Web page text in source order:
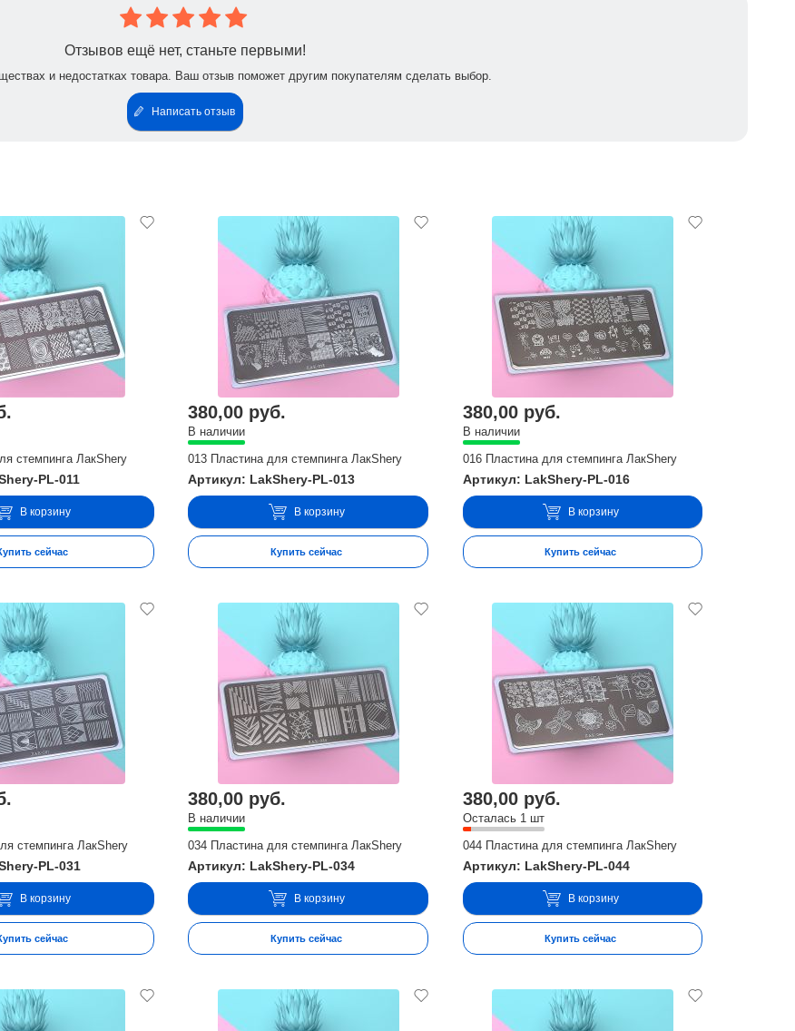
Отзывов ещё нет, станьте первыми!
и недостатках товара. Ваш отзыв поможет другим покупателям сделать выбор.
Написать отзыв
стемпинга ЛакShery
PL-011
В корзину
сейчас
380,00 руб.
В наличии
013 Пластина для стемпинга ЛакShery
Артикул: LakShery-PL-013
В корзину
Купить сейчас
380,00 руб.
В наличии
016 Пластина для стемпинга ЛакShery
Артикул: LakShery-PL-016
В корзину
Купить сейчас
стемпинга ЛакShery
PL-031
В корзину
сейчас
380,00 руб.
В наличии
034 Пластина для стемпинга ЛакShery
Артикул: LakShery-PL-034
В корзину
Купить сейчас
380,00 руб.
Осталась 1 шт
044 Пластина для стемпинга ЛакShery
Артикул: LakShery-PL-044
В корзину
Купить сейчас